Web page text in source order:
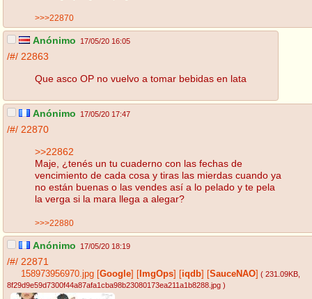
>>>22870
Anónimo 17/05/20 16:05
/#/ 22863
Que asco OP no vuelvo a tomar bebidas en lata
Anónimo 17/05/20 17:47
/#/ 22870
>>22862
Maje, ¿tenés un tu cuaderno con las fechas de
vencimiento de cada cosa y tiras las mierdas cuando ya
no están buenas o las vendes así a lo pelado y te pela
la verga si la mara llega a alegar?
>>>22880
Anónimo 17/05/20 18:19
/#/ 22871
158973956970.jpg Google ImgOps iqdb SauceNAO ( 231.09KB
8f29d9e59d7300f44a87afa1cba98b23080173ea211a1b8288.jpg )